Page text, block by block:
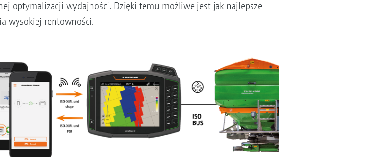
optymalizacji wydajności. Dzięki temu możliwe jest jak najlepsze
wysokiej rentowności.